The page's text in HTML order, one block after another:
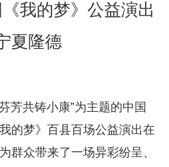
我的梦》公益演出
夏隆德
共铸小康”为主题的中国
的梦》百县百场公益演出在
群众带来了一场异彩纷呈、